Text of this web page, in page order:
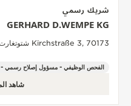
شريك رسمي
GERHARD D.WEMPE KG
Kirchstraße 3, 70173 شتوتغارت, ألمانيا
الفحص الوظيفي - مسؤول إصلاح رسمي -
شاهد